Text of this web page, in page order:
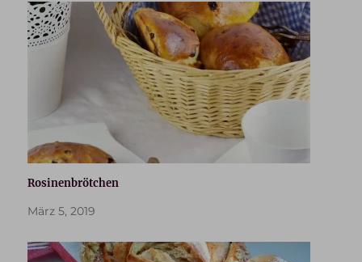
Rosinenbrötchen
März 5, 2019